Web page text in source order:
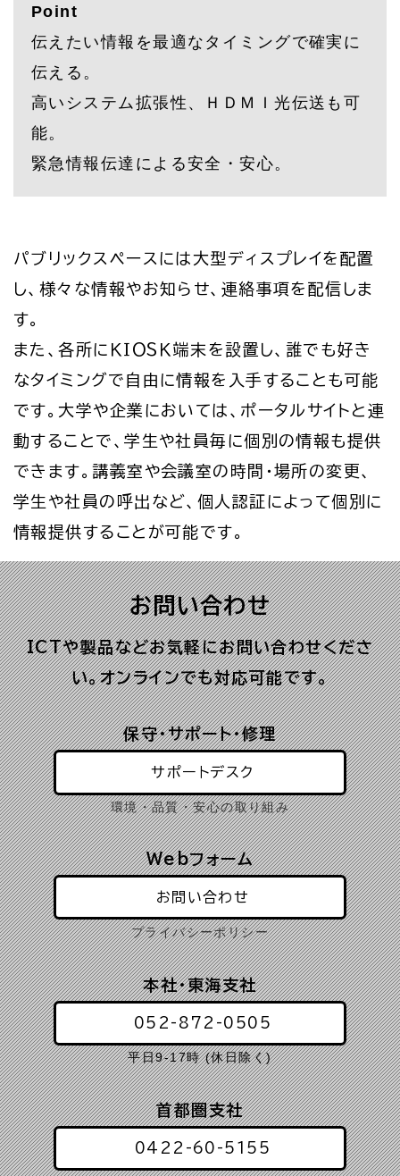
Point
伝えたい情報を最適なタイミングで確実に
伝える。
高いシステム拡張性、ＨＤＭＩ光伝送も可
能。
緊急情報伝達による安全・安心。
パブリックスペースには大型ディスプレイを配置
し、様々な情報やお知らせ、連絡事項を配信しま
す。
また、各所にＫＩＯＳＫ端末を設置し、誰でも好き
なタイミングで自由に情報を入手することも可能
です。大学や企業においては、ポータルサイトと連
動することで、学生や社員毎に個別の情報も提供
できます。講義室や会議室の時間・場所の変更、
学生や社員の呼出など、個人認証によって個別に
情報提供することが可能です。
お問い合わせ
ICTや製品などお気軽にお問い合わせくださ
い。オンラインでも対応可能です。
保守・サポート・修理
サポートデスク
環境・品質・安心の取り組み
Webフォーム
お問い合わせ
プライバシーポリシー
本社・東海支社
052-872-0505
平日9-17時 (休日除く)
首都圏支社
0422-60-5155